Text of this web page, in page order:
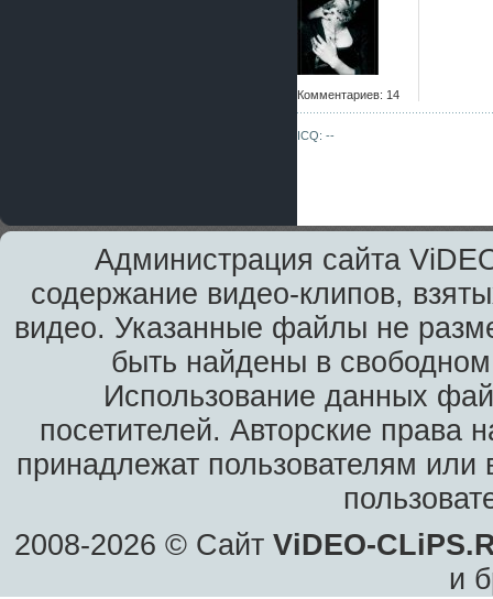
Комментариев: 14
ICQ: --
Администрация сайта
содержание видео-клипов,
видео. Указанные файлы не
быть найдены в
Использование данных
посетителей. Авторские права
принадлежат пользователям или
2008-2026 © Сайт ViDEO-
и